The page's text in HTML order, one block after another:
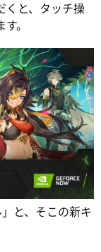
くと、タッチ操
。
と、そこの新キ